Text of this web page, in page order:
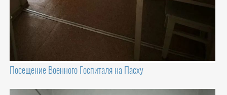
Посещение Военного Госпиталя на Пасху